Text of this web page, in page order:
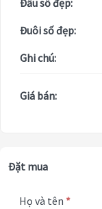
Đầu số đẹp:
Đuôi số đẹp:
Ghi chú:
Giá bán:
Đặt mua
Họ và tên *